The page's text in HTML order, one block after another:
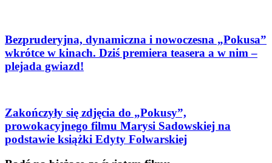
Bezpruderyjna, dynamiczna i nowoczesna „Pokusa”
wkrótce w kinach. Dziś premiera teasera a w nim –
plejada gwiazd!
Zakończyły się zdjęcia do „Pokusy”,
prowokacyjnego filmu Marysi Sadowskiej na
podstawie książki Edyty Folwarskiej